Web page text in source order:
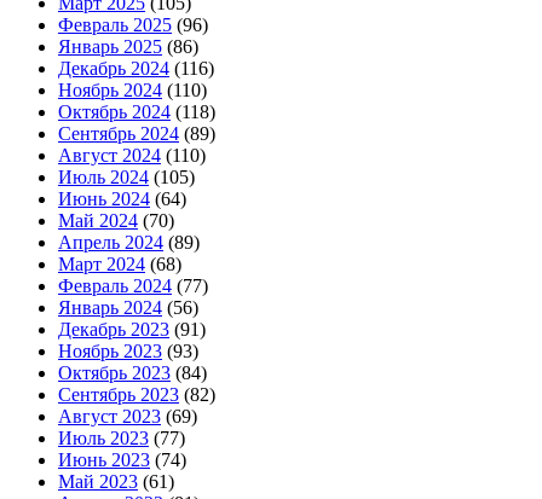
Февраль 2025 (96)
Январь 2025 (86)
Декабрь 2024 (116)
Ноябрь 2024 (110)
Октябрь 2024 (118)
Сентябрь 2024 (89)
Август 2024 (110)
Июль 2024 (105)
Июнь 2024 (64)
Май 2024 (70)
Апрель 2024 (89)
Март 2024 (68)
Февраль 2024 (77)
Январь 2024 (56)
Декабрь 2023 (91)
Ноябрь 2023 (93)
Октябрь 2023 (84)
Сентябрь 2023 (82)
Август 2023 (69)
Июль 2023 (77)
Июнь 2023 (74)
Май 2023 (61)